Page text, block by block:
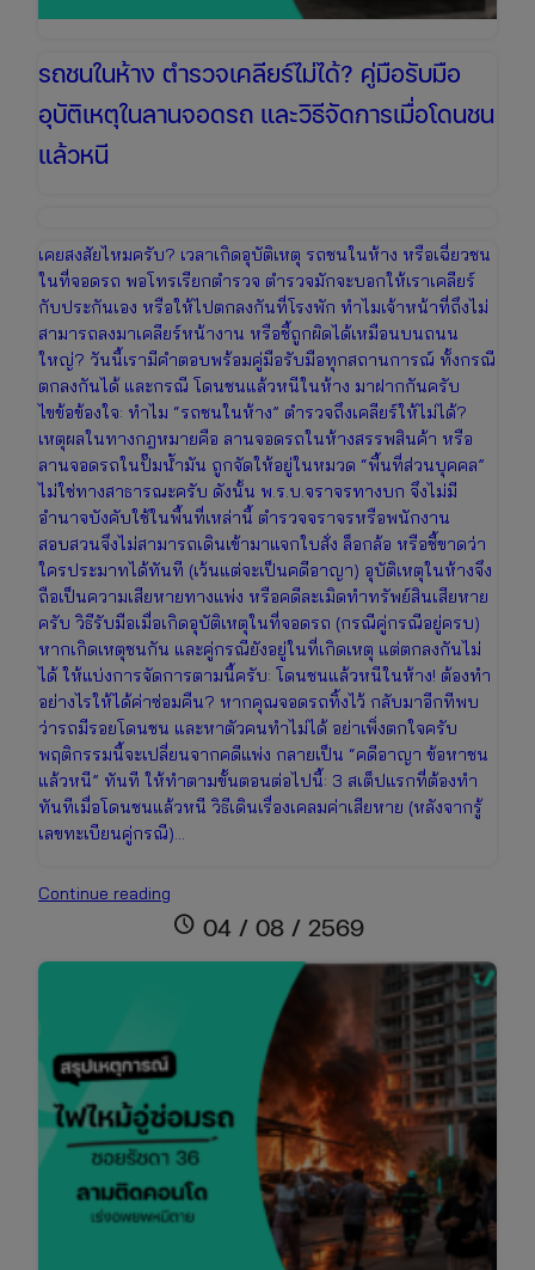
รถชนในห้าง ตำรวจเคลียร์ไม่ได้? คู่มือรับมือ
อุบัติเหตุในลานจอดรถ และวิธีจัดการเมื่อโดนชน
แล้วหนี
เคยสงสัยไหมครับ? เวลาเกิดอุบัติเหตุ รถชนในห้าง หรือเฉี่ยวชน
ในที่จอดรถ พอโทรเรียกตำรวจ ตำรวจมักจะบอกให้เราเคลียร์
กับประกันเอง หรือให้ไปตกลงกันที่โรงพัก ทำไมเจ้าหน้าที่ถึงไม่
สามารถลงมาเคลียร์หน้างาน หรือชี้ถูกผิดได้เหมือนบนถนน
ใหญ่? วันนี้เรามีคำตอบพร้อมคู่มือรับมือทุกสถานการณ์ ทั้งกรณี
ตกลงกันได้ และกรณี โดนชนแล้วหนีในห้าง มาฝากกันครับ
ไขข้อข้องใจ: ทำไม “รถชนในห้าง” ตำรวจถึงเคลียร์ให้ไม่ได้?
เหตุผลในทางกฎหมายคือ ลานจอดรถในห้างสรรพสินค้า หรือ
ลานจอดรถในปั๊มน้ำมัน ถูกจัดให้อยู่ในหมวด “พื้นที่ส่วนบุคคล”
ไม่ใช่ทางสาธารณะครับ ดังนั้น พ.ร.บ.จราจรทางบก จึงไม่มี
อำนาจบังคับใช้ในพื้นที่เหล่านี้ ตำรวจจราจรหรือพนักงาน
สอบสวนจึงไม่สามารถเดินเข้ามาแจกใบสั่ง ล็อกล้อ หรือชี้ขาดว่า
ใครประมาทได้ทันที (เว้นแต่จะเป็นคดีอาญา) อุบัติเหตุในห้างจึง
ถือเป็นความเสียหายทางแพ่ง หรือคดีละเมิดทำทรัพย์สินเสียหาย
ครับ วิธีรับมือเมื่อเกิดอุบัติเหตุในที่จอดรถ (กรณีคู่กรณีอยู่ครบ)
หากเกิดเหตุชนกัน และคู่กรณียังอยู่ในที่เกิดเหตุ แต่ตกลงกันไม่
ได้ ให้แบ่งการจัดการตามนี้ครับ: โดนชนแล้วหนีในห้าง! ต้องทำ
อย่างไรให้ได้ค่าซ่อมคืน? หากคุณจอดรถทิ้งไว้ กลับมาอีกทีพบ
ว่ารถมีรอยโดนชน และหาตัวคนทำไม่ได้ อย่าเพิ่งตกใจครับ
พฤติกรรมนี้จะเปลี่ยนจากคดีแพ่ง กลายเป็น “คดีอาญา ข้อหาชน
แล้วหนี” ทันที ให้ทำตามขั้นตอนต่อไปนี้: 3 สเต็ปแรกที่ต้องทำ
ทันทีเมื่อโดนชนแล้วหนี วิธีเดินเรื่องเคลมค่าเสียหาย (หลังจากรู้
เลขทะเบียนคู่กรณี)…
Continue reading
ชน
ไม่
ได้?
รับมือ
อุบัติเหตุ
ใน
ลาน
schedule 04 / 08 / 2569